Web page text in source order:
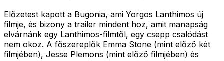
Előzetest kapott a Bugonia, ami Yorgos Lanthimos új
filmje, és bizony a trailer mindent hoz, amit manapság
elvárnánk egy Lanthimos-filmtől, egy csepp csalódást
nem okoz. A főszereplők Emma Stone (mint előző két
filmjében), Jesse Plemons (mint előző filmjében) és